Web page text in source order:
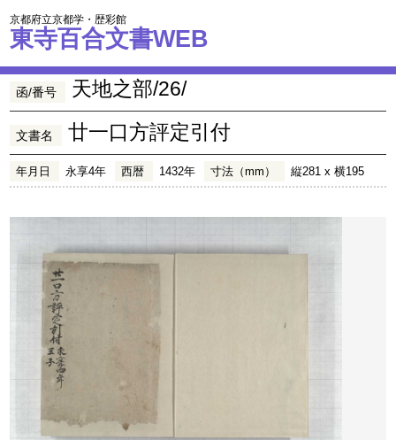
京都府立京都学・歴彩館
東寺百合文書WEB
函/番号 天地之部/26/
文書名 廿一口方評定引付
年月日 永享4年 西暦 1432年 寸法（mm） 縦281 x 横195